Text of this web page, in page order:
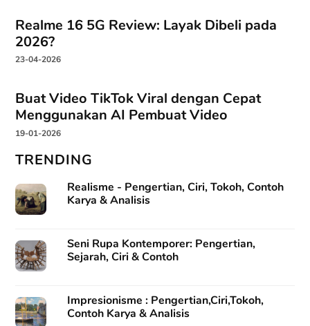
Realme 16 5G Review: Layak Dibeli pada
2026?
23-04-2026
Buat Video TikTok Viral dengan Cepat
Menggunakan AI Pembuat Video
19-01-2026
TRENDING
Realisme - Pengertian, Ciri, Tokoh, Contoh
Karya & Analisis
Seni Rupa Kontemporer: Pengertian,
Sejarah, Ciri & Contoh
Impresionisme : Pengertian,Ciri,Tokoh,
Contoh Karya & Analisis